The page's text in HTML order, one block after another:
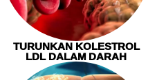
TURUNKAN KOLESTROL
LDL DALAM DARAH